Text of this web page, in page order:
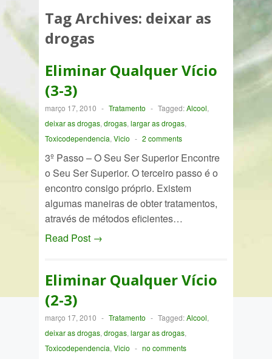
Tag Archives: deixar as
drogas
Eliminar Qualquer Vício
(3-3)
março 17, 2010 - Tratamento - Tagged:Alcool,
deixar as drogas, drogas, largar as drogas,
Toxicodependencia, Vicio - 2 comments
3º Passo – O Seu Ser Superior Encontre
o Seu Ser Superior. O terceiro passo é o
encontro consigo próprio. Existem
algumas maneiras de obter tratamentos,
através de métodos eficientes…
Read Post →
Eliminar Qualquer Vício
(2-3)
março 17, 2010 - Tratamento - Tagged:Alcool,
deixar as drogas, drogas, largar as drogas,
Toxicodependencia, Vicio - no comments